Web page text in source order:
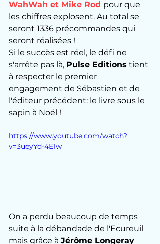
WahWah et Mike Rod pour que
les chiffres explosent. Au total se
seront 1336 précommandes qui
seront réalisées !
Si le succès est réel, le défi ne
s'arrête pas là, Pulse Editions tient
à respecter le premier
engagement de Sébastien et de
l'éditeur précédent: le livre sous le
sapin à Noël !
https://www.youtube.com/watch?
v=3ueyYd-4E1w
On a perdu beaucoup de temps
suite à la débandade de l'Ecureuil
mais grâce à Jérôme Longeray